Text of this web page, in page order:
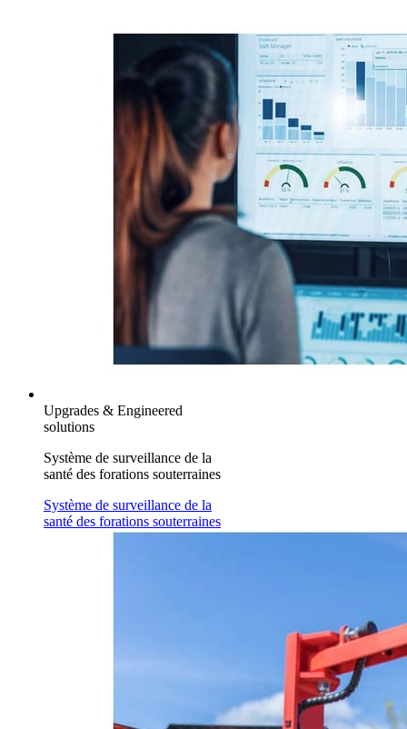
Upgrades & Engineered
solutions
Système de surveillance de la
santé des forations souterraines
Système de surveillance de la
santé des forations souterraines